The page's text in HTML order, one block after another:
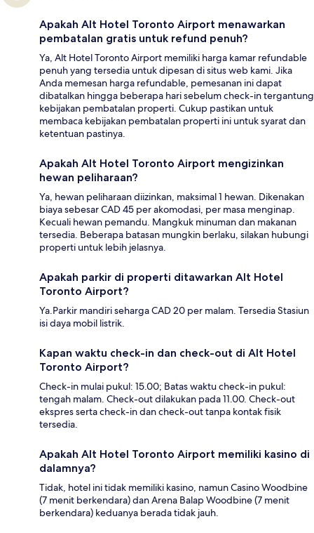
Apakah Alt Hotel Toronto Airport menawarkan
pembatalan gratis untuk refund penuh?
Ya, Alt Hotel Toronto Airport memiliki harga kamar refundable
penuh yang tersedia untuk dipesan di situs web kami. Jika
Anda memesan harga refundable, pemesanan ini dapat
dibatalkan hingga beberapa hari sebelum check-in tergantung
kebijakan pembatalan properti. Cukup pastikan untuk
membaca kebijakan pembatalan properti ini untuk syarat dan
ketentuan pastinya.
Apakah Alt Hotel Toronto Airport mengizinkan
hewan peliharaan?
Ya, hewan peliharaan diizinkan, maksimal 1 hewan. Dikenakan
biaya sebesar CAD 45 per akomodasi, per masa menginap.
Kecuali hewan pemandu. Mangkuk minuman dan makanan
tersedia. Beberapa batasan mungkin berlaku, silakan hubungi
properti untuk lebih jelasnya.
Apakah parkir di properti ditawarkan Alt Hotel
Toronto Airport?
Ya.Parkir mandiri seharga CAD 20 per malam. Tersedia Stasiun
isi daya mobil listrik.
Kapan waktu check-in dan check-out di Alt Hotel
Toronto Airport?
Check-in mulai pukul: 15.00; Batas waktu check-in pukul:
tengah malam. Check-out dilakukan pada 11.00. Check-out
ekspres serta check-in dan check-out tanpa kontak fisik
tersedia.
Apakah Alt Hotel Toronto Airport memiliki kasino di
dalamnya?
Tidak, hotel ini tidak memiliki kasino, namun Casino Woodbine
(7 menit berkendara) dan Arena Balap Woodbine (7 menit
berkendara) keduanya berada tidak jauh.